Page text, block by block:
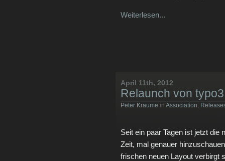
Weiterlesen...
April 11th, 2012
Relaunch von
Peter Kraume in Association,
Seit ein paar Tagen ist jetzt die
Zeit, mal genauer
frischen neuen Layout verbirgt